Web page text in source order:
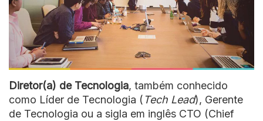
Diretor(a) de Tecnologia, também conhecido
como Líder de Tecnologia ( Tech Lead), Gerente
de Tecnologia ou a sigla em inglês CTO (Chief